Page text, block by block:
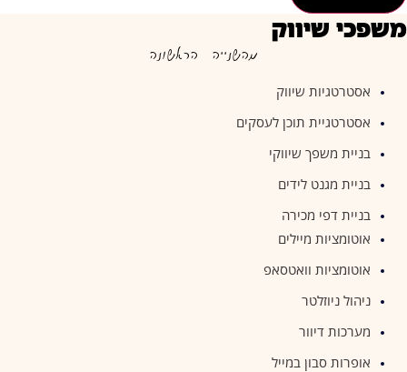
משפכי שיווק
מהשנייה הראשונה
אסטרטגיות שיווק
אסטרטגיית תוכן לעסקים
בניית משפך שיווקי
בניית מגנט לידים
בניית דפי מכירה
אוטומציות מיילים
אוטומציות וואטסאפ
ניהול ניוזלטר
מערכות דיוור
אופרות סבון במייל